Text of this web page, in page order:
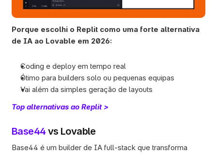
Porque escolhi o Replit como uma forte alternativa
de IA ao Lovable em 2026:
Coding e deploy em tempo real
Ótimo para builders solo ou pequenas equipas
Vai além da simples geração de layouts
Top alternativas ao Replit >
Base44 vs Lovable
Base44 é um builder de IA full-stack que transforma